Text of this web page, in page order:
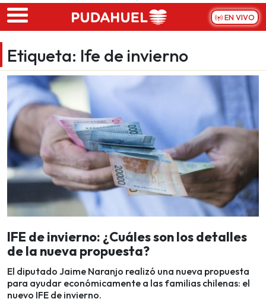
Skip to main content
EN VIVO
Etiqueta: Ife de invierno
IFE de invierno: ¿Cuáles son los detalles
de la nueva propuesta?
El diputado Jaime Naranjo realizó una nueva propuesta
para ayudar económicamente a las familias chilenas: el
nuevo IFE de invierno.